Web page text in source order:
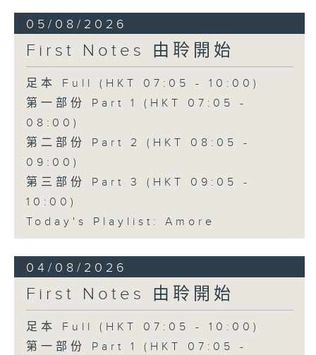
05/08/2026
First Notes 由聆開始
足本 Full (HKT 07:05 - 10:00)
第一部份 Part 1 (HKT 07:05 -
08:00)
第二部份 Part 2 (HKT 08:05 -
09:00)
第三部份 Part 3 (HKT 09:05 -
10:00)
Today's Playlist: Amore
04/08/2026
First Notes 由聆開始
足本 Full (HKT 07:05 - 10:00)
第一部份 Part 1 (HKT 07:05 -